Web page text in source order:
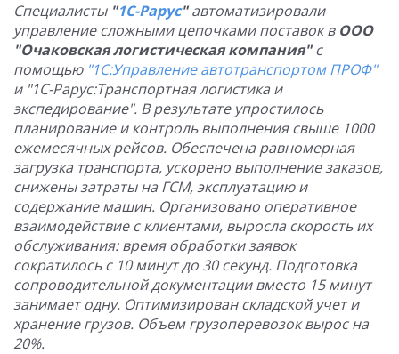
Специалисты "1С-Рарус"автоматизировали
управление сложными цепочками поставок в ООО
"Очаковская логистическая компания"с
помощью "1С:Управление автотранспортом ПРОФ"
и "1С-Рарус:Транспортная логистика и
экспедирование". В результате упростилось
планирование и контроль выполнения свыше 1000
ежемесячных рейсов. Обеспечена равномерная
загрузка транспорта, ускорено выполнение заказов,
снижены затраты на ГСМ, эксплуатацию и
содержание машин. Организовано оперативное
взаимодействие с клиентами, выросла скорость их
обслуживания: время обработки заявок
сократилось с 10 минут до 30 секунд. Подготовка
сопроводительной документации вместо 15 минут
занимает одну. Оптимизирован складской учет и
хранение грузов. Объем грузоперевозок вырос на
20%.